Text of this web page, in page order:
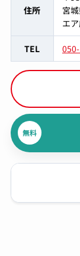
住所
宮
エ
TEL
無料